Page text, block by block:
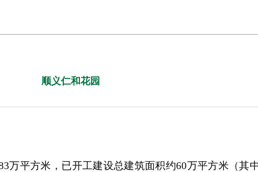
顺义仁和花园
平方米，已开工建设总建筑面积约60万平方米（其